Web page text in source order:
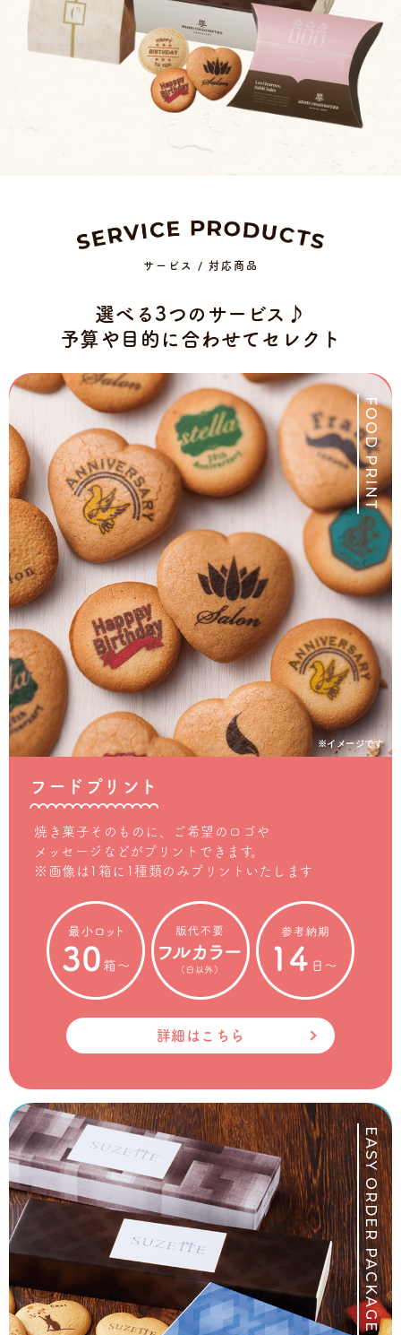
サービス / 対応商品
選べる3つのサービス♪
予算や目的に合わせてセレクト
FOOD PRINT
※イメージです
フードプリント
焼き菓子そのものに、
ご希望のロゴや
メッセージなどが プリントできます。
※画像は1箱に1種類のみプリントいたします
詳細はこちら
EASY ORDER PACKAGE